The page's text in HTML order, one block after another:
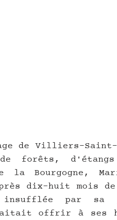
de Villiers-
forêts,
la Bourgogne,
dix-huit mois de
insufflée par sa
offrir à ses